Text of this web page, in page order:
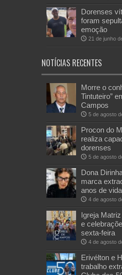
Dorenses
foram
emoção
21 de junho
NOTÍCIAS RECENTES
Morre o
Tintuteiro”
Campos
5 de agosto
Procon do
realiza
dorenses
5 de agosto
Dona
marca
anos de vida
4 de agosto
Igreja
e
sexta-feira
4 de agosto
Erivélton e
trabalho